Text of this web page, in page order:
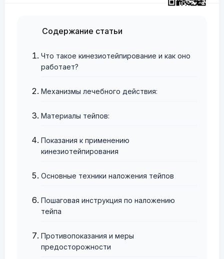
Содержание статьи
Что такое кинезиотейпирование и как оно
работает?
Механизмы лечебного действия:
Материалы тейпов:
Показания к применению
кинезиотейпирования
Основные техники наложения тейпов
Пошаговая инструкция по наложению
тейпа
Противопоказания и меры
предосторожности